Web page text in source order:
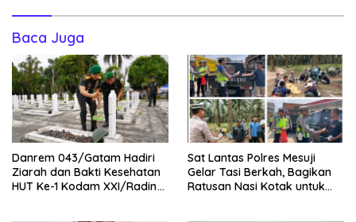
Baca Juga
Danrem 043/Gatam Hadiri
Ziarah dan Bakti Kesehatan
HUT Ke-1 Kodam XXI/Radin
Sat Lantas Polres Mesuji
Gelar Tasi Berkah, Bagikan
Ratusan Nasi Kotak untuk